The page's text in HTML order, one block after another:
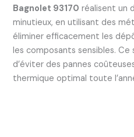
Bagnolet 93170 réalisent un
minutieux, en utilisant des
éliminer efficacement les
les composants sensibles.
d’éviter des pannes
thermique optimal toute